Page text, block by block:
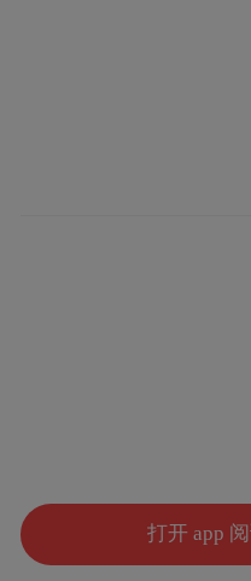
与胶州综合成绩仅
打开 app